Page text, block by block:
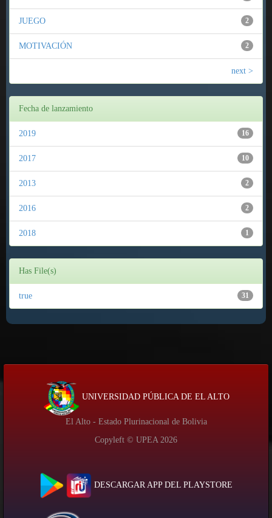
2
JUEGO
2
MOTIVACIÓN
next >
Fecha de lanzamiento
16
2019
10
2017
2
2013
2
2016
1
2018
Has File(s)
31
true
UNIVERSIDAD PÚBLICA DE EL ALTO
El Alto - Estado Plurinacional de Bolivia
Copyleft © UPEA 2026
DESCARGAR APP DEL PLAYSTORE